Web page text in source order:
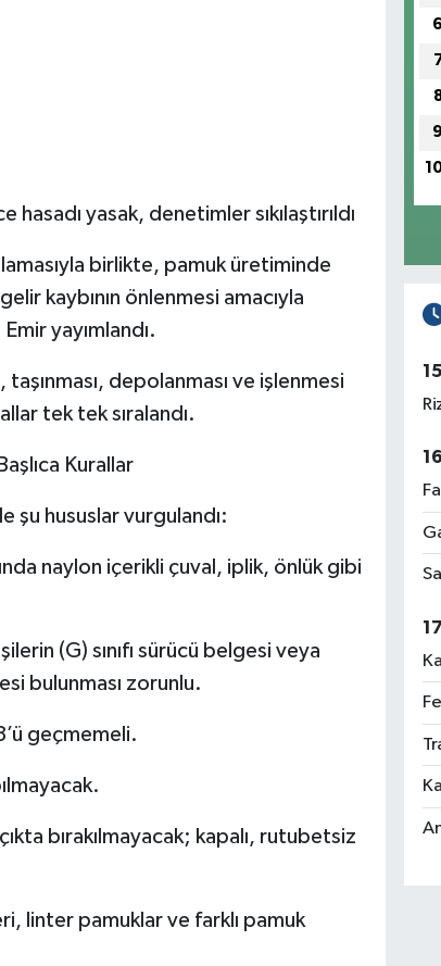
yasak, denetimler sıkılaştırıldı
birlikte, pamuk üretiminde
kaybının önlenmesi amacıyla
yayımlandı.
depolanması ve işlenmesi
tek tek sıralandı.
Kurallar
şu hususlar vurgulandı:
naylon içerikli çuval, iplik, önlük gibi
(G) sınıfı sürücü belgesi veya
bulunması zorunlu.
geçmemeli.
bırakılmayacak; kapalı, rutubetsiz
linter pamuklar ve farklı pamuk
6
9